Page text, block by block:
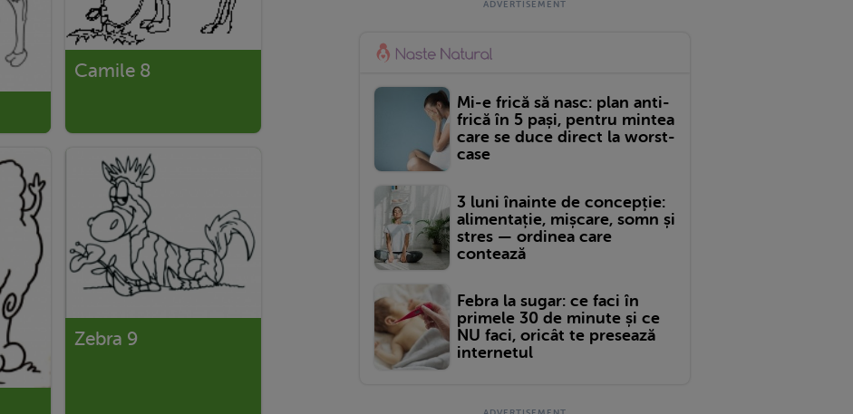
Camile 8
Zebra 9
Mi-e frică să nasc: plan anti-
frică în 5 pași, pentru mintea
care se duce direct la worst-
case
3 luni înainte de concepție:
alimentație, mișcare, somn și
stres — ordinea care
contează
Febra la sugar: ce faci în
primele 30 de minute și ce
NU faci, oricât te presează
internetul